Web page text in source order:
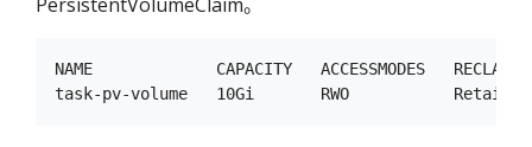
NAME             CAPACITY   ACCESSMODES